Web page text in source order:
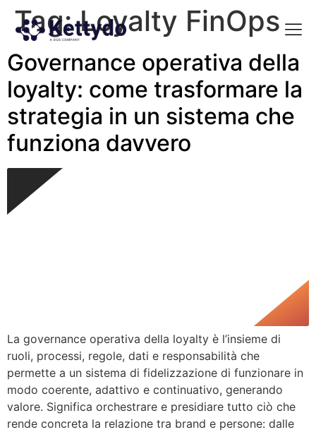
Tag:Loyalty FinOps
Governance operativa della
loyalty: come trasformare la
strategia in un sistema che
funziona davvero
La governance operativa della loyalty è l’insieme di
ruoli, processi, regole, dati e responsabilità che
permette a un sistema di fidelizzazione di funzionare in
modo coerente, adattivo e continuativo, generando
valore. Significa orchestrare e presidiare tutto ciò che
rende concreta la relazione tra brand e persone: dalle